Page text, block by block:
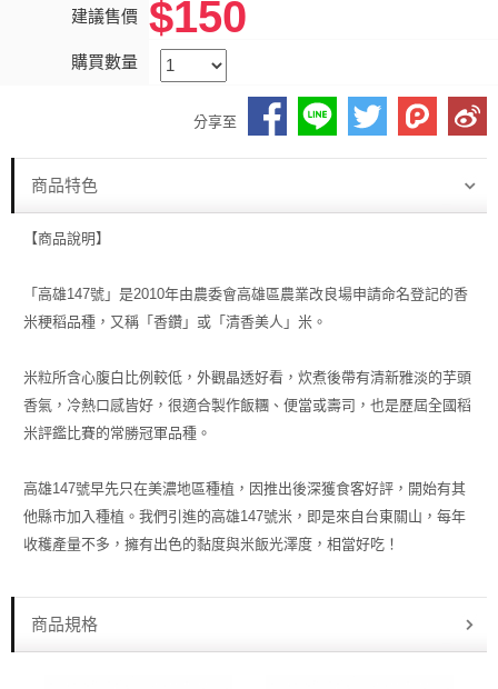
建議售價 $150
購買數量
分享至
商品特色
【商品說明】
「高雄147號」是2010年由農委會高雄區農業改良場申請命名登記的香
米稉稻品種，又稱「香鑽」或「清香美人」米。
米粒所含心腹白比例較低，外觀晶透好看，炊煮後帶有清新雅淡的芋頭
香氣，冷熱口感皆好，很適合製作飯糰、便當或壽司，也是歷屆全國稻
米評鑑比賽的常勝冠軍品種。
高雄147號早先只在美濃地區種植，因推出後深獲食客好評，開始有其
他縣市加入種植。我們引進的高雄147號米，即是來自台東關山，每年
收穫產量不多，擁有出色的黏度與米飯光澤度，相當好吃！
商品規格